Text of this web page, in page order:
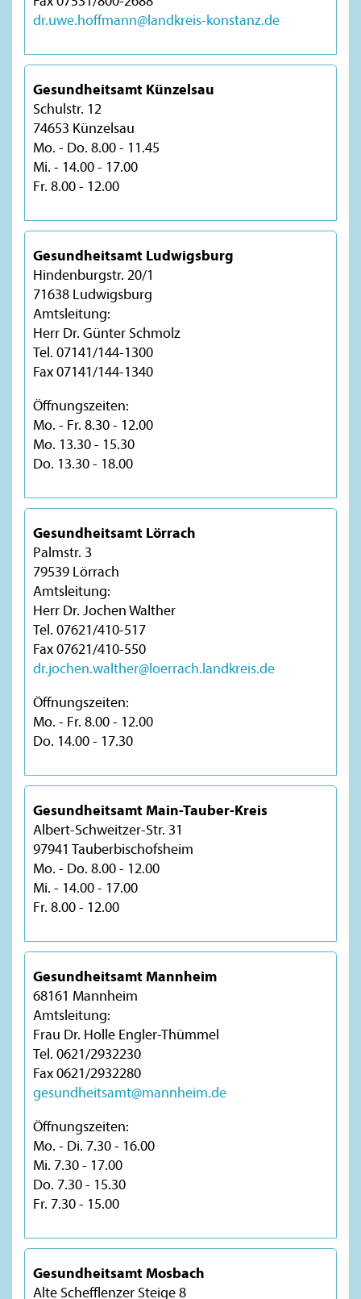
dr.uwe.hoffmann@landkreis-konstanz.de
Gesundheitsamt Künzelsau
Schulstr. 12
74653 Künzelsau
Mo. - Do. 8.00 - 11.45
Mi. - 14.00 - 17.00
Fr. 8.00 - 12.00
Gesundheitsamt Ludwigsburg
Hindenburgstr. 20/1
71638 Ludwigsburg
Amtsleitung:
Herr Dr. Günter Schmolz
Tel. 07141/144-1300
Fax 07141/144-1340
Öffnungszeiten:
Mo. - Fr. 8.30 - 12.00
Mo. 13.30 - 15.30
Do. 13.30 - 18.00
Gesundheitsamt Lörrach
Palmstr. 3
79539 Lörrach
Amtsleitung:
Herr Dr. Jochen Walther
Tel. 07621/410-517
Fax 07621/410-550
dr.jochen.walther@loerrach.landkreis.de
Öffnungszeiten:
Mo. - Fr. 8.00 - 12.00
Do. 14.00 - 17.30
Gesundheitsamt Main-Tauber-Kreis
Albert-Schweitzer-Str. 31
97941 Tauberbischofsheim
Mo. - Do. 8.00 - 12.00
Mi. - 14.00 - 17.00
Fr. 8.00 - 12.00
Gesundheitsamt Mannheim
68161 Mannheim
Amtsleitung:
Frau Dr. Holle Engler-Thümmel
Tel. 0621/2932230
Fax 0621/2932280
gesundheitsamt@mannheim.de
Öffnungszeiten:
Mo. - Di. 7.30 - 16.00
Mi. 7.30 - 17.00
Do. 7.30 - 15.30
Fr. 7.30 - 15.00
Gesundheitsamt Mosbach
Alte Schefflenzer Steige 8